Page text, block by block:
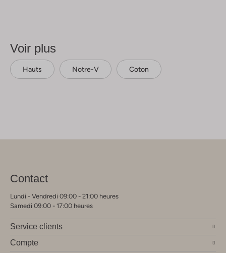
Voir plus
Hauts Notre-V Coton
Contact
Lundi - Vendredi 09:00 - 21:00 heures
Samedi 09:00 - 17:00 heures
Service clients
Compte